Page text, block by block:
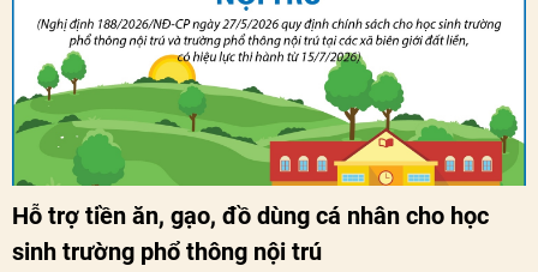
Hỗ trợ tiền ăn, gạo, đồ dùng cá nhân cho học
sinh trường phổ thông nội trú